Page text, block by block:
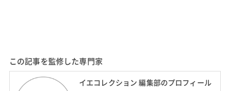
この記事を監修した専門家
イエコレクション 編集部のプロフィール